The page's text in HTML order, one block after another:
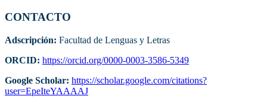
CONTACTO
Adscripción: Facultad de Lenguas y Letras
ORCID: https://orcid.org/0000-0003-3586-5349
Google Scholar: https://scholar.google.com/citations?
user=EpeIteYAAAAJ